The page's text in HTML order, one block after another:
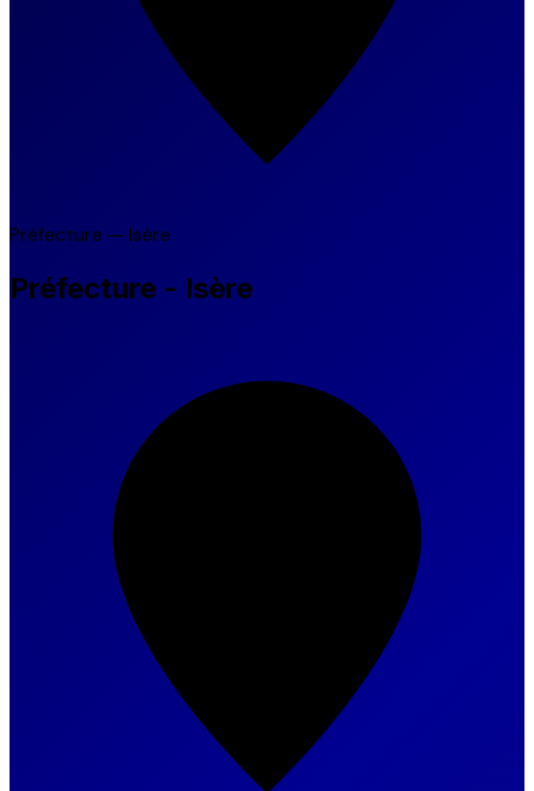
Préfecture — Isère
Préfecture - Isère